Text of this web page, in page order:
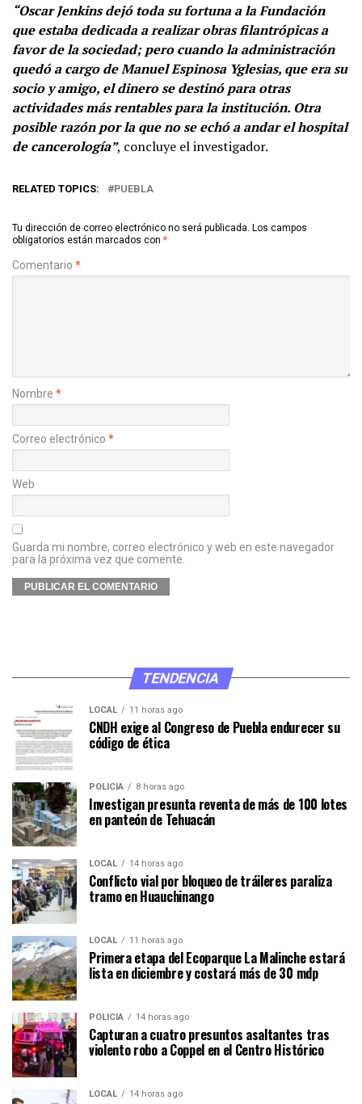
“Oscar Jenkins dejó toda su fortuna a la Fundación
que estaba dedicada a realizar obras filantrópicas a
favor de la sociedad; pero cuando la administración
quedó a cargo de Manuel Espinosa Yglesias, que era su
socio y amigo, el dinero se destinó para otras
actividades más rentables para la institución. Otra
posible razón por la que no se echó a andar el hospital
de cancerología”, concluye el investigador.
RELATED TOPICS: PUEBLA
Tu dirección de correo electrónico no será publicada. Los campos
obligatorios están marcados con *
Comentario *
Nombre *
Correo electrónico *
Web
Guarda mi nombre, correo electrónico y web en este navegador
para la próxima vez que comente.
TENDENCIA
LOCAL 11 horas ago
CNDH exige al Congreso de Puebla endurecer su
código de ética
POLICÍA 8 horas ago
Investigan presunta reventa de más de 100 lotes
en panteón de Tehuacán
LOCAL 14 horas ago
Conflicto vial por bloqueo de tráileres paraliza
tramo en Huauchinango
LOCAL 11 horas ago
Primera etapa del Ecoparque La Malinche estará
lista en diciembre y costará más de 30 mdp
POLICÍA 14 horas ago
Capturan a cuatro presuntos asaltantes tras
violento robo a Coppel en el Centro Histórico
LOCAL 14 horas ago